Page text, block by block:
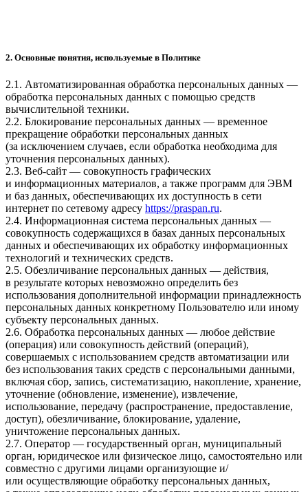
2. Основные понятия, используемые в Политике
2.1. Автоматизированная обработка персональных данных —
обработка персональных данных с помощью средств
вычислительной техники.
2.2. Блокирование персональных данных — временное
прекращение обработки персональных данных
(за исключением случаев, если обработка необходима для
уточнения персональных данных).
2.3. Веб-сайт — совокупность графических
и информационных материалов, а также программ для ЭВМ
и баз данных, обеспечивающих их доступность в сети
интернет по сетевому адресу https://praspan.ru.
2.4. Информационная система персональных данных —
совокупность содержащихся в базах данных персональных
данных и обеспечивающих их обработку информационных
технологий и технических средств.
2.5. Обезличивание персональных данных — действия,
в результате которых невозможно определить без
использования дополнительной информации принадлежность
персональных данных конкретному Пользователю или иному
субъекту персональных данных.
2.6. Обработка персональных данных — любое действие
(операция) или совокупность действий (операций),
совершаемых с использованием средств автоматизации или
без использования таких средств с персональными данными,
включая сбор, запись, систематизацию, накопление, хранение,
уточнение (обновление, изменение), извлечение,
использование, передачу (распространение, предоставление,
доступ), обезличивание, блокирование, удаление,
уничтожение персональных данных.
2.7. Оператор — государственный орган, муниципальный
орган, юридическое или физическое лицо, самостоятельно или
совместно с другими лицами организующие и/
или осуществляющие обработку персональных данных,